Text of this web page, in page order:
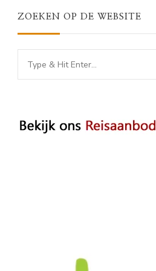
ZOEKEN OP DE WEBSITE
Looking
for